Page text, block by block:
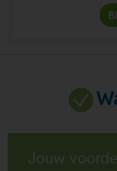
Jouw